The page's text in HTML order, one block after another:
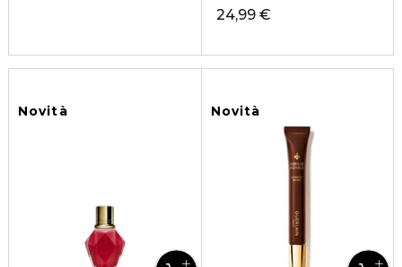
24,99 €
Novità Novità